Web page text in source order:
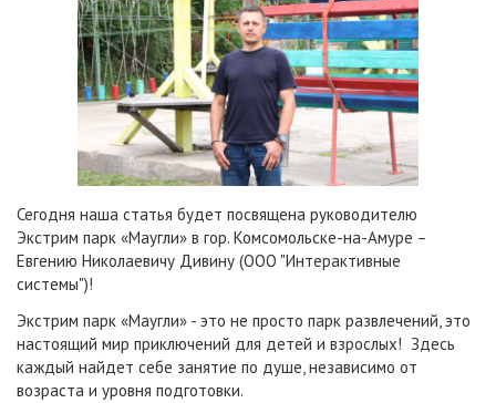
Сегодня наша статья будет посвящена руководителю
Экстрим парк «Маугли» в гор. Комсомольске-на-Амуре –
Евгению Николаевичу Дивину (ООО "Интерактивные
системы")!
Экстрим парк «Маугли» - это не просто парк развлечений, это
настоящий мир приключений для детей и взрослых! Здесь
каждый найдет себе занятие по душе, независимо от
возраста и уровня подготовки.